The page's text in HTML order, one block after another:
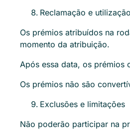
Reclamação e
Os prémios atribuídos na
momento da atribuição.
Após essa data, os prémios
Os prémios não são
Exclusões e limitações
Não poderão participar na